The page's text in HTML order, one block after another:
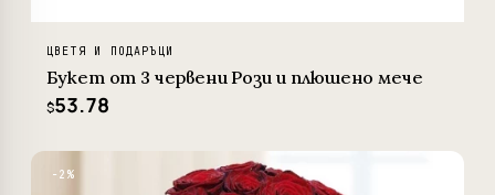
ЦВЕТЯ И ПОДАРЪЦИ
Букет от 3 червени Рози и плюшено мече
$53.78
−2%